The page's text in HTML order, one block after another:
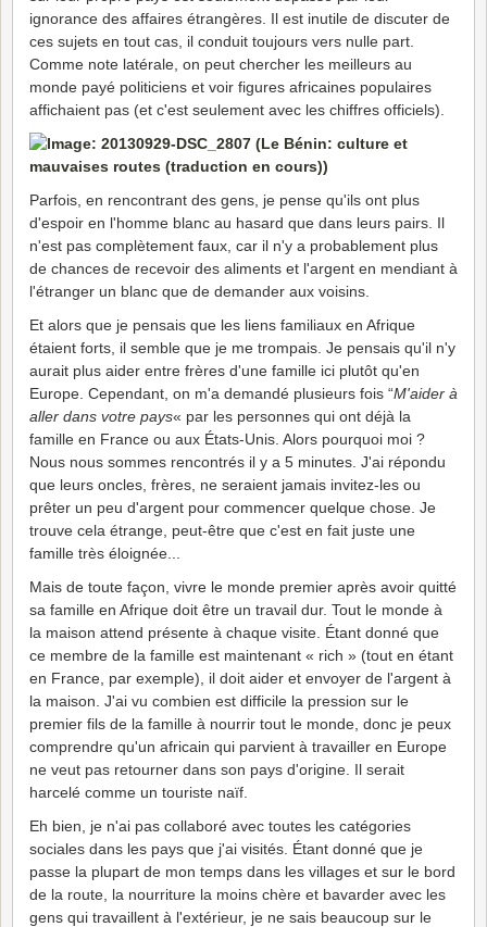
ignorance des affaires étrangères. Il est inutile de discuter de
ces sujets en tout cas, il conduit toujours vers nulle part.
Comme note latérale, on peut chercher les meilleurs au
monde payé politiciens et voir figures africaines populaires
affichaient pas (et c'est seulement avec les chiffres officiels).
Parfois, en rencontrant des gens, je pense qu'ils ont plus
d'espoir en l'homme blanc au hasard que dans leurs pairs. Il
n'est pas complètement faux, car il n'y a probablement plus
de chances de recevoir des aliments et l'argent en mendiant à
l'étranger un blanc que de demander aux voisins.
Et alors que je pensais que les liens familiaux en Afrique
étaient forts, il semble que je me trompais. Je pensais qu'il n'y
aurait plus aider entre frères d'une famille ici plutôt qu'en
Europe. Cependant, on m'a demandé plusieurs fois “M'aider à
aller dans votre pays« par les personnes qui ont déjà la
famille en France ou aux États-Unis. Alors pourquoi moi ?
Nous nous sommes rencontrés il y a 5 minutes. J'ai répondu
que leurs oncles, frères, ne seraient jamais invitez-les ou
prêter un peu d'argent pour commencer quelque chose. Je
trouve cela étrange, peut-être que c'est en fait juste une
famille très éloignée...
Mais de toute façon, vivre le monde premier après avoir quitté
sa famille en Afrique doit être un travail dur. Tout le monde à
la maison attend présente à chaque visite. Étant donné que
ce membre de la famille est maintenant « rich » (tout en étant
en France, par exemple), il doit aider et envoyer de l'argent à
la maison. J'ai vu combien est difficile la pression sur le
premier fils de la famille à nourrir tout le monde, donc je peux
comprendre qu'un africain qui parvient à travailler en Europe
ne veut pas retourner dans son pays d'origine. Il serait
harcelé comme un touriste naïf.
Eh bien, je n'ai pas collaboré avec toutes les catégories
sociales dans les pays que j'ai visités. Étant donné que je
passe la plupart de mon temps dans les villages et sur le bord
de la route, la nourriture la moins chère et bavarder avec les
gens qui travaillent à l'extérieur, je ne sais beaucoup sur le